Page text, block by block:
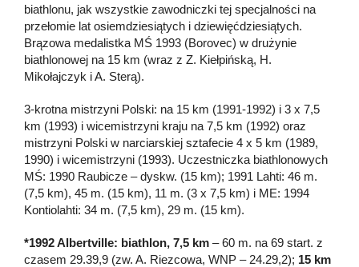
biathlonu, jak wszystkie zawodniczki tej specjalności na
przełomie lat osiemdziesiątych i dziewięćdziesiątych.
Brązowa medalistka MŚ 1993 (Borovec) w drużynie
biathlonowej na 15 km (wraz z Z. Kiełpińską, H.
Mikołajczyk i A. Sterą).
3-krotna mistrzyni Polski: na 15 km (1991-1992) i 3 x 7,5
km (1993) i wicemistrzyni kraju na 7,5 km (1992) oraz
mistrzyni Polski w narciarskiej sztafecie 4 x 5 km (1989,
1990) i wicemistrzyni (1993). Uczestniczka biathlonowych
MŚ: 1990 Raubicze – dyskw. (15 km); 1991 Lahti: 46 m.
(7,5 km), 45 m. (15 km), 11 m. (3 x 7,5 km) i ME: 1994
Kontiolahti: 34 m. (7,5 km), 29 m. (15 km).
*1992 Albertville: biathlon, 7,5 km – 60 m. na 69 start. z
czasem 29.39,9 (zw. A. Riezcowa, WNP – 24.29,2); 15 km